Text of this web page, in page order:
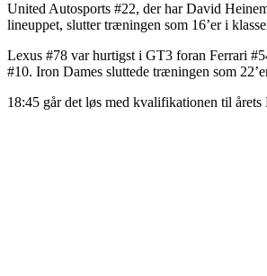
United Autosports #22, der har David
lineuppet, slutter træningen som 16’er i
Lexus #78 var hurtigst i GT3 foran Ferrari
#10. Iron Dames sluttede træningen som
18:45 går det løs med kvalifikationen til årets